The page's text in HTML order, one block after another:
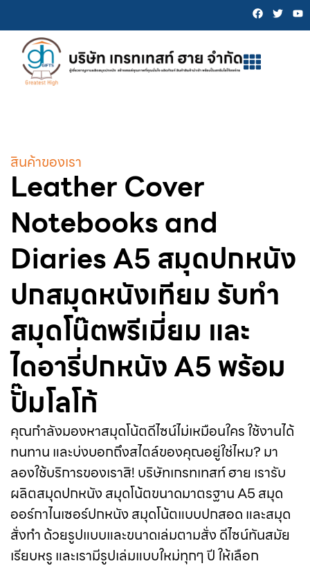
สินค้าของเรา
Leather Cover
Notebooks and
Diaries A5 สมุดปกหนัง
ปกสมุดหนังเทียม รับทำ
สมุดโน๊ตพรีเมี่ยม และ
ไดอารี่ปกหนัง A5 พร้อม
ปั๊มโลโก้
คุณกำลังมองหาสมุดโน้ตดีไซน์ไม่เหมือนใคร ใช้งานได้
ทนทาน และบ่งบอกถึงสไตล์ของคุณอยู่ใช่ไหม? มา
ลองใช้บริการของเราสิ! บริษัทเกรทเทสท์ ฮาย เรารับ
ผลิตสมุดปกหนัง สมุดโน้ตขนาดมาตรฐาน A5 สมุด
ออร์กาไนเซอร์ปกหนัง สมุดโน้ตแบบปกสอด และสมุด
สั่งทำ ด้วยรูปแบบและขนาดเล่มตามสั่ง ดีไซน์ทันสมัย
เรียบหรู และเรามีรูปเล่มแบบใหม่ทุกๆ ปี ให้เลือก